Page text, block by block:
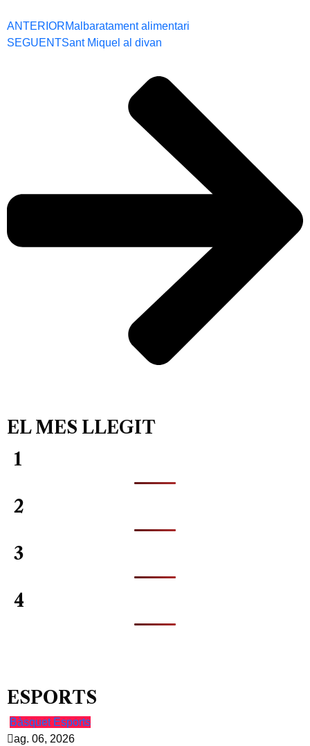
ANTERIORMalbaratament alimentari
SEGUENTSant Miquel al divan
EL MES LLEGIT
1
2
3
4
ESPORTS
Bàsquet Esports
ag. 06, 2026